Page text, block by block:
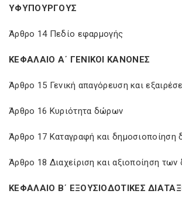
ΥΦΥΠΟΥΡΓΟΥΣ
Άρθρο 14 Πεδίο εφαρμογής
ΚΕΦΑΛΑΙΟ Α΄ ΓΕΝΙΚΟΙ ΚΑΝΟΝΕΣ
Άρθρο 15 Γενική απαγόρευση και
Άρθρο 16 Κυριότητα δώρων
Άρθρο 17 Καταγραφή και δημοσιοποίηση
Άρθρο 18 Διαχείριση και αξιοποίηση
ΚΕΦΑΛΑΙΟ Β΄ ΕΞΟΥΣΙΟΔΟΤΙΚΕΣ